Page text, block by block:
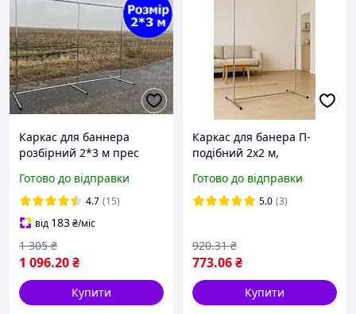
Каркас для баннера
розбірний 2*3 м прес
для реклами Каркас для
фотозони П2*3
Готово до відправки
4.7 (15)
від 183₴/міс
1 096.20₴
1 305 ₴
Купити
Каркас для банера П-
подібний 2x2 м,
press wall
Готово до відправки
5.0 (3)
773.06₴
920.31 ₴
Купити